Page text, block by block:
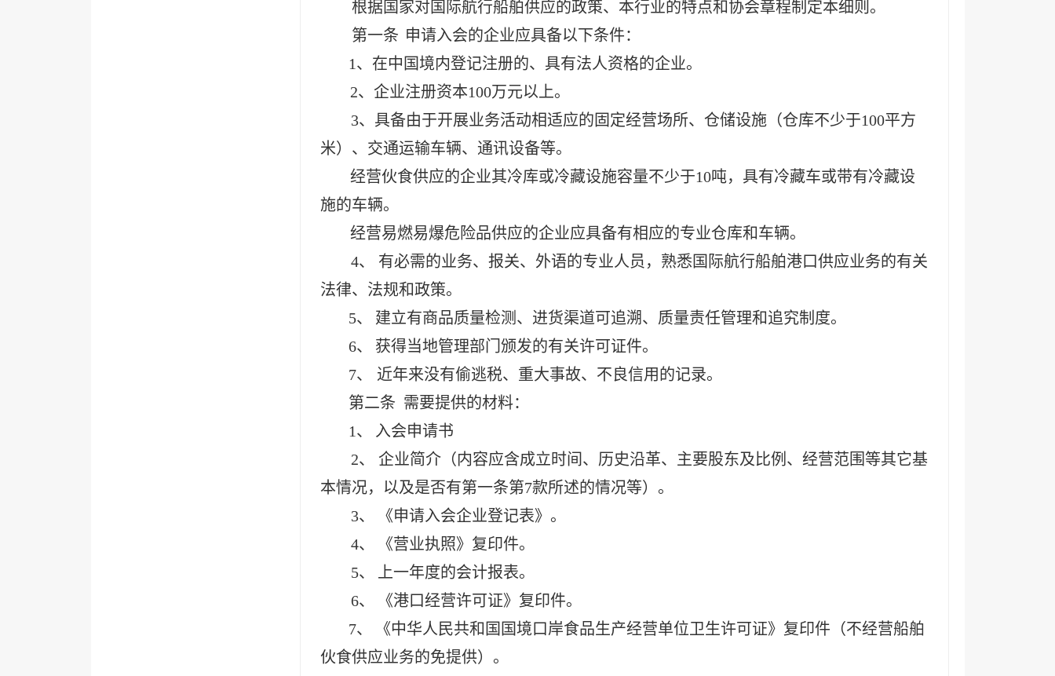
根据国家对国际航行船舶供应的政策、本行业的特点和协会章程制定本细则。
第一条 申请入会的企业应具备以下条件：
1、在中国境内登记注册的、具有法人资格的企业。
2、企业注册资本100万元以上。
3、具备由于开展业务活动相适应的固定经营场所、仓储设施（仓库不少于100平方
米）、交通运输车辆、通讯设备等。
经营伙食供应的企业其冷库或冷藏设施容量不少于10吨，具有冷藏车或带有冷藏设
施的车辆。
经营易燃易爆危险品供应的企业应具备有相应的专业仓库和车辆。
4、 有必需的业务、报关、外语的专业人员，熟悉国际航行船舶港口供应业务的有关
法律、法规和政策。
5、
建立有商品质量检测、进货渠道可追溯、质量责任管理和追究制度。
6、
获得当地管理部门颁发的有关许可证件。
7、
近年来没有偷逃税、重大事故、不良信用的记录。
第二条 需要提供的材料：
1、
入会申请书
2、 企业简介（内容应含成立时间、历史沿革、主要股东及比例、经营范围等其它基
本情况，以及是否有第一条第7款所述的情况等）。
3、
《申请入会企业登记表》。
4、
《营业执照》复印件。
5、
上一年度的会计报表。
6、
《港口经营许可证》复印件。
7、
《中华人民共和国国境口岸食品生产经营单位卫生许可证》复印件（不经营船舶
伙食供应业务的免提供）。